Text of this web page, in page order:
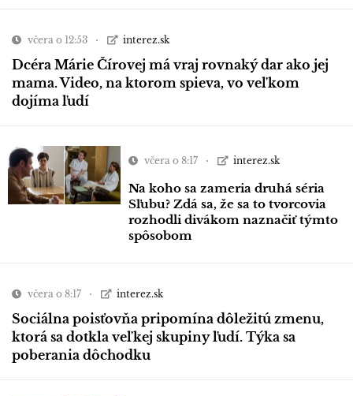
včera o 12:53 interez.sk
Dcéra Márie Čírovej má vraj rovnaký dar ako jej
mama. Video, na ktorom spieva, vo veľkom
dojíma ľudí
včera o 8:17 interez.sk
Na koho sa zameria druhá séria
Sľubu? Zdá sa, že sa to tvorcovia
rozhodli divákom naznačiť týmto
spôsobom
včera o 8:17 interez.sk
Sociálna poisťovňa pripomína dôležitú zmenu,
ktorá sa dotkla veľkej skupiny ľudí. Týka sa
poberania dôchodku